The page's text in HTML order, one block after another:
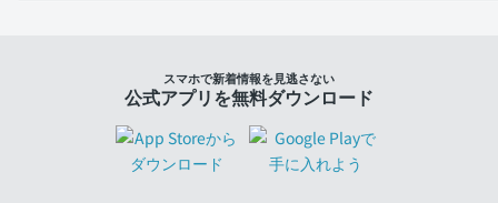
スマホで新着情報を見逃さない
公式アプリを無料ダウンロード